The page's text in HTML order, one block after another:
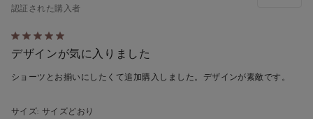
5
段
階
う
認証された購入者
デザインが気に入りました
ショーツとお揃いにしたくて追加購入しました。デザインが素敵です。
サイズ: サイズどおり